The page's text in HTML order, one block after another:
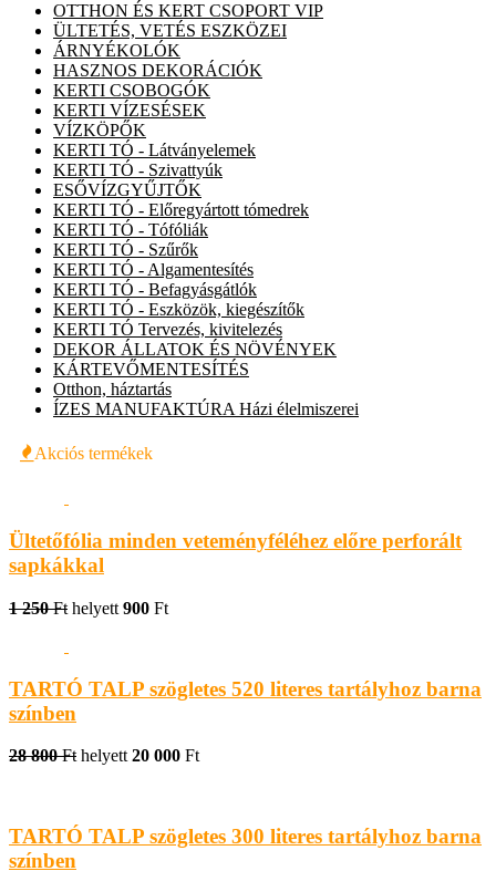
OTTHON ÉS KERT CSOPORT VIP
ÜLTETÉS, VETÉS ESZKÖZEI
ÁRNYÉKOLÓK
HASZNOS DEKORÁCIÓK
KERTI CSOBOGÓK
KERTI VÍZESÉSEK
VÍZKÖPŐK
KERTI TÓ - Látványelemek
KERTI TÓ - Szivattyúk
ESŐVÍZGYŰJTŐK
KERTI TÓ - Előregyártott tómedrek
KERTI TÓ - Tófóliák
KERTI TÓ - Szűrők
KERTI TÓ - Algamentesítés
KERTI TÓ - Befagyásgátlók
KERTI TÓ - Eszközök, kiegészítők
KERTI TÓ Tervezés, kivitelezés
DEKOR ÁLLATOK ÉS NÖVÉNYEK
KÁRTEVŐMENTESÍTÉS
Otthon, háztartás
ÍZES MANUFAKTÚRA Házi élelmiszerei
Akciós termékek
Ültetőfólia minden veteményféléhez előre perforált
sapkákkal
1 250 Ft helyett 900 Ft
TARTÓ TALP szögletes 520 literes tartályhoz barna
színben
28 800 Ft helyett 20 000 Ft
TARTÓ TALP szögletes 300 literes tartályhoz barna
színben